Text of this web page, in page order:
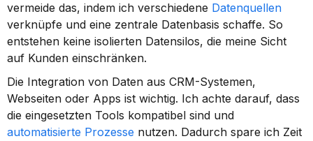
vermeide das, indem ich verschiedene Datenquellen
verknüpfe und eine zentrale Datenbasis schaffe. So
entstehen keine isolierten Datensilos, die meine Sicht
auf Kunden einschränken.
Die Integration von Daten aus CRM-Systemen,
Webseiten oder Apps ist wichtig. Ich achte darauf, dass
automatisierte Prozesse nutzen. Dadurch spare ich Zeit